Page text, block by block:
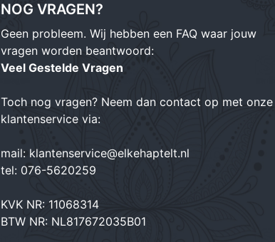
NOG VRAGEN?
Geen probleem. Wij hebben een FAQ waar jouw
vragen worden beantwoord:
Veel Gestelde Vragen
Toch nog vragen? Neem dan contact op met onze
klantenservice via:
mail: klantenservice@elkehaptelt.nl
tel: 076-5620259
KVK NR: 11068314
BTW NR: NL817672035B01